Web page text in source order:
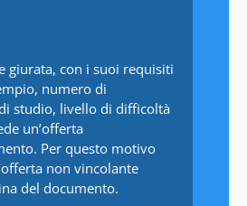
giurata, con i suoi requisiti
numero di
studio, livello di difficoltà
un’offerta
Per questo motivo
non vincolante
del documento.